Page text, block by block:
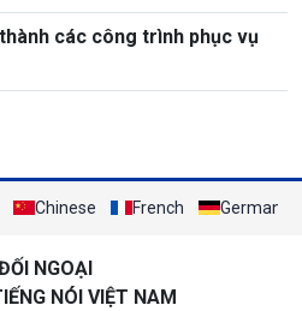
các công trình phục vụ
Chinese French German
NGOẠI
NÓI VIỆT NAM